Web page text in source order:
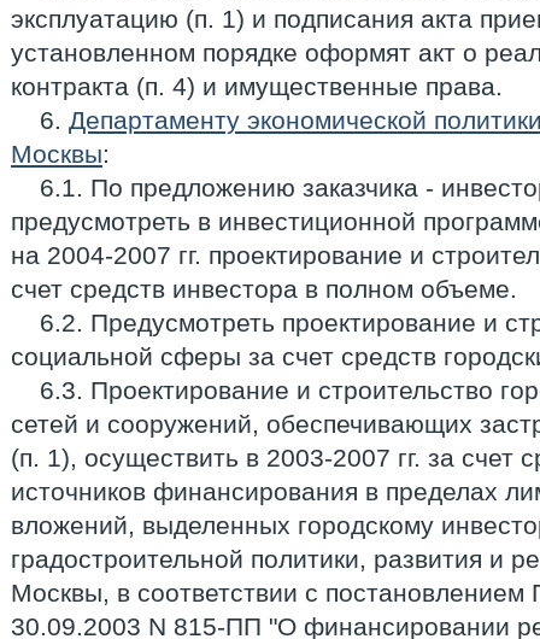
эксплуатацию (п. 1) и подписания акта
установленном порядке оформят акт о
контракта (п. 4) и имущественные права.
6. Департаменту экономической
Москвы:
6.1. По предложению заказчика -
предусмотреть в инвестиционной
на 2004-2007 гг. проектирование и
счет средств инвестора в полном объеме.
6.2. Предусмотреть проектирование и
социальной сферы за счет средств
6.3. Проектирование и строительство
сетей и сооружений, обеспечивающих
(п. 1), осуществить в 2003-2007 гг. за счет
источников финансирования в пределах
вложений, выделенных городскому
градостроительной политики, развития и
Москвы, в соответствии с постановлением
30.09.2003 N 815-ПП "О финансировании